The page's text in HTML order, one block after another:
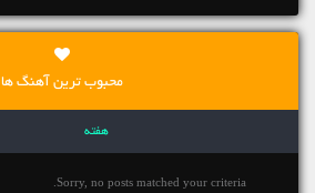
محبوب ترین آهنگ ها
هفته
Sorry, no posts matched your criteria.